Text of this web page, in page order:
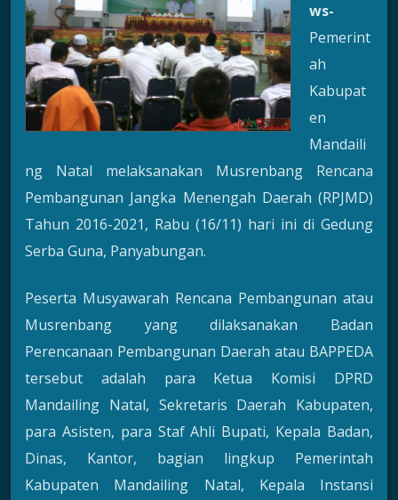
ws-
Pemerint
ah
Kabupat
en
Mandaili
ng Natal melaksanakan Musrenbang Rencana
Pembangunan Jangka Menengah Daerah (RPJMD)
Tahun 2016-2021, Rabu (16/11) hari ini di Gedung
Serba Guna, Panyabungan.
Peserta Musyawarah Rencana Pembangunan atau
Musrenbang yang dilaksanakan Badan
Perencanaan Pembangunan Daerah atau BAPPEDA
tersebut adalah para Ketua Komisi DPRD
Mandailing Natal, Sekretaris Daerah Kabupaten,
para Asisten, para Staf Ahli Bupati, Kepala Badan,
Dinas, Kantor, bagian lingkup Pemerintah
Kabupaten Mandailing Natal, Kepala Instansi